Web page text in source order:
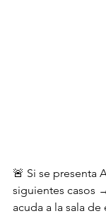
🚨 Si se presenta
siguientes casos
acuda a la sala